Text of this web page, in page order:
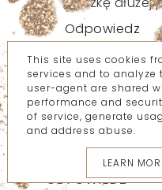
Odpowiedz
Odpowiedzi
Wszystkie
26 kwietnia,
ODPOWIEDZ
This site uses cookies
services and to analyze
user-agent are shared
performance and
of service, generate
and address abuse.
LEARN